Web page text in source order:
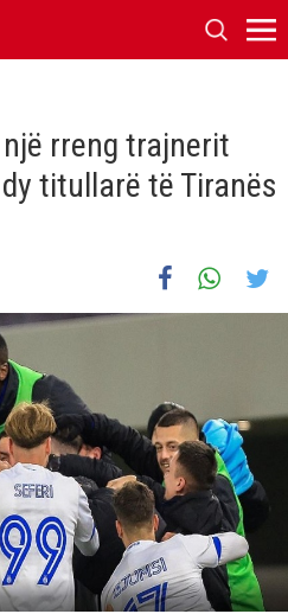
rreng trajnerit
titullarë të Tiranës